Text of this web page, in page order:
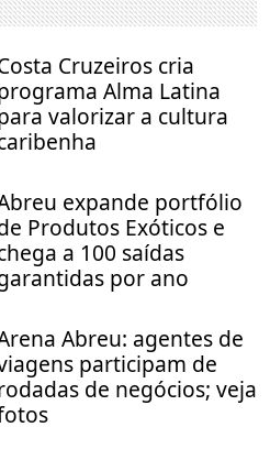
Cruzeiros cria
Alma Latina
valorizar a cultura
expande portfólio
Produtos Exóticos e
a 100 saídas
por ano
Abreu: agentes de
participam de
de negócios; veja